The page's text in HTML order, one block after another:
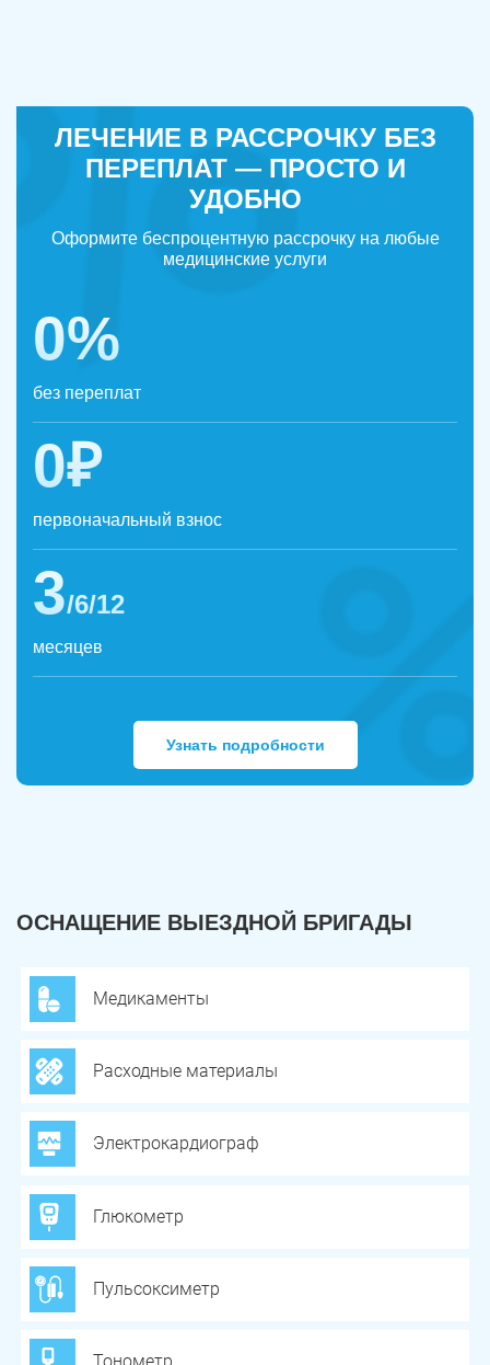
ЛЕЧЕНИЕ В РАССРОЧКУ БЕЗ
ПЕРЕПЛАТ — ПРОСТО И
УДОБНО
Оформите беспроцентную рассрочку на любые
медицинские услуги
0%
без переплат
0₽
первоначальный взнос
3/6/12
месяцев
Узнать подробности
ОСНАЩЕНИЕ ВЫЕЗДНОЙ БРИГАДЫ
Медикаменты
Расходные материалы
Электрокардиограф
Глюкометр
Пульсоксиметр